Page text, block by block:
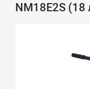
NM18E2S (18